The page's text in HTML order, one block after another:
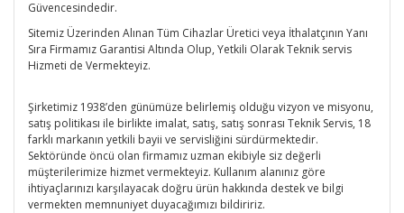
Güvencesindedir.
Sitemiz Üzerinden Alınan Tüm Cihazlar Üretici veya İthalatçının Yanı
Sıra Firmamız Garantisi Altında Olup, Yetkili Olarak Teknik servis
Hizmeti de Vermekteyiz.
Şirketimiz 1938’den günümüze belirlemiş olduğu vizyon ve misyonu,
satış politikası ile birlikte imalat, satış, satış sonrası Teknik Servis, 18
farklı markanın yetkili bayii ve servisliğini sürdürmektedir.
Sektöründe öncü olan firmamız uzman ekibiyle siz değerli
müşterilerimize hizmet vermekteyiz. Kullanım alanınız göre
ihtiyaçlarınızı karşılayacak doğru ürün hakkında destek ve bilgi
vermekten memnuniyet duyacağımızı bildiririz.